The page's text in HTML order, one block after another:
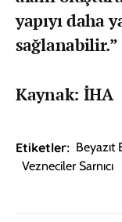
yapıyı daha
sağlanabilir.”
Kaynak: İHA
Etiketler: Beyazıt
Vezneciler Sarnıcı